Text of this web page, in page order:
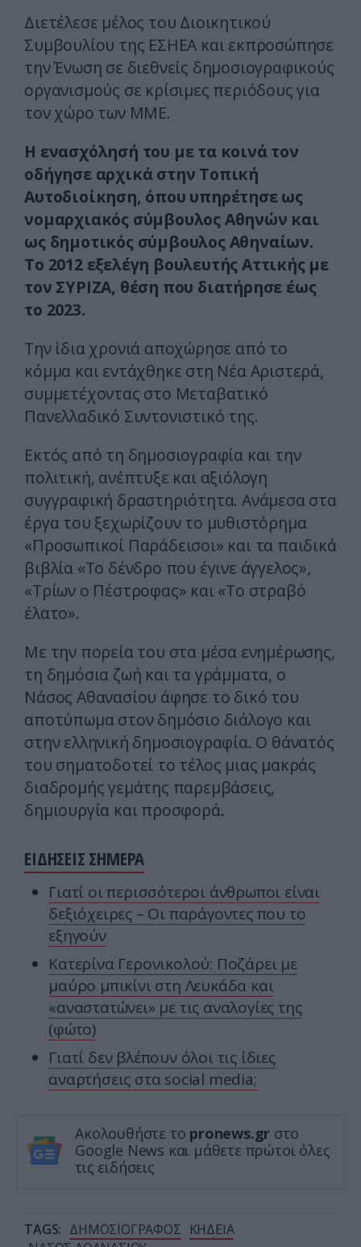
Διετέλεσε μέλος του Διοικητικού
Συμβουλίου της ΕΣΗΕΑ και εκπροσώπησε
την Ένωση σε διεθνείς δημοσιογραφικούς
οργανισμούς σε κρίσιμες περιόδους για
τον χώρο των ΜΜΕ.
Η ενασχόλησή του με τα κοινά τον
οδήγησε αρχικά στην Τοπική
Αυτοδιοίκηση, όπου υπηρέτησε ως
νομαρχιακός σύμβουλος Αθηνών και
ως δημοτικός σύμβουλος Αθηναίων.
Το 2012 εξελέγη βουλευτής Αττικής με
τον ΣΥΡΙΖΑ, θέση που διατήρησε έως
το 2023.
Την ίδια χρονιά αποχώρησε από το
κόμμα και εντάχθηκε στη Νέα Αριστερά,
συμμετέχοντας στο Μεταβατικό
Πανελλαδικό Συντονιστικό της.
Εκτός από τη δημοσιογραφία και την
πολιτική, ανέπτυξε και αξιόλογη
συγγραφική δραστηριότητα. Ανάμεσα στα
έργα του ξεχωρίζουν το μυθιστόρημα
«Προσωπικοί Παράδεισοι» και τα παιδικά
βιβλία «Το δένδρο που έγινε άγγελος»,
«Τρίων ο Πέστροφας» και «Το στραβό
έλατο».
Με την πορεία του στα μέσα ενημέρωσης,
τη δημόσια ζωή και τα γράμματα, ο
Νάσος Αθανασίου άφησε το δικό του
αποτύπωμα στον δημόσιο διάλογο και
στην ελληνική δημοσιογραφία. Ο θάνατός
του σηματοδοτεί το τέλος μιας μακράς
διαδρομής γεμάτης παρεμβάσεις,
δημιουργία και προσφορά.
ΕΙΔΗΣΕΙΣ ΣΗΜΕΡΑ
Γιατί οι περισσότεροι άνθρωποι είναι
δεξιόχειρες – Οι παράγοντες που το
εξηγούν
Κατερίνα Γερονικολού: Ποζάρει με
μαύρο μπικίνι στη Λευκάδα και
«αναστατώνει» με τις αναλογίες της
(φώτο)
Γιατί δεν βλέπουν όλοι τις ίδιες
αναρτήσεις στα social media;
Ακολουθήστε το pronews.gr στο
Google News και μάθετε πρώτοι όλες
τις ειδήσεις
TAGS: ΔΗΜΟΣΙΟΓΡΑΦΟΣ ΚΗΔΕΙΑ